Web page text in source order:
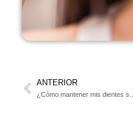
ANTERIOR